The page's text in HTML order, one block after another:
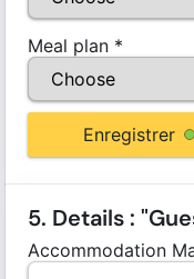
Meal plan *
Enregistrer
5. Details :
Accommodation